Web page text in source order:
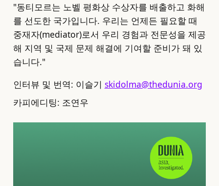
"동티모르는 노벨 평화상 수상자를 배출하고 화해
를 선도한 국가입니다. 우리는 언제든 필요할 때
중재자(mediator)로서 우리 경험과 전문성을 제공
해 지역 및 국제 문제 해결에 기여할 준비가 돼 있
습니다."
인터뷰 및 번역: 이슬기 skidolma@thedunia.org
카피에디팅: 조연우